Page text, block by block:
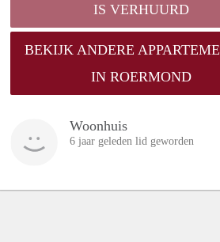
IS VERHUURD
BEKIJK ANDERE
IN ROERMOND
Woonhuis
6 jaar geleden lid geworden